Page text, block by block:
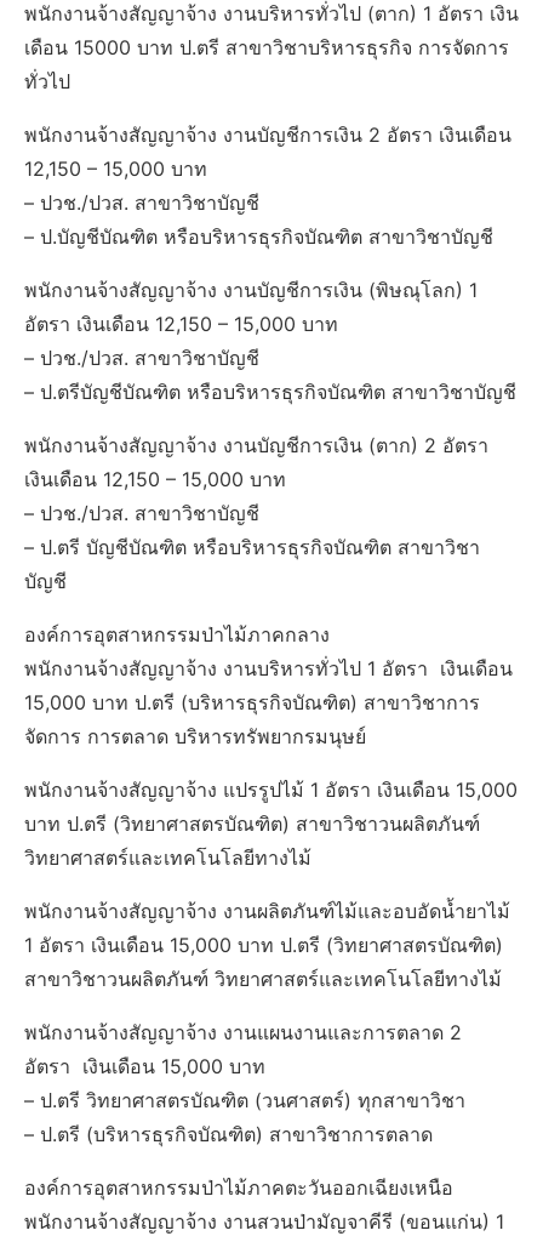
พนักงานจ้างสัญญาจ้าง งานบริหารทั่วไป (ตาก) 1 อัตรา เงิน
เดือน 15000 บาท ป.ตรี สาขาวิชาบริหารธุรกิจ การจัดการ
ทั่วไป
พนักงานจ้างสัญญาจ้าง งานบัญชีการเงิน 2 อัตรา เงินเดือน
12,150 – 15,000 บาท
– ปวช./ปวส. สาขาวิชาบัญชี
– ป.บัญชีบัณฑิต หรือบริหารธุรกิจบัณฑิต สาขาวิชาบัญชี
พนักงานจ้างสัญญาจ้าง งานบัญชีการเงิน (พิษณุโลก) 1
อัตรา เงินเดือน 12,150 – 15,000 บาท
– ปวช./ปวส. สาขาวิชาบัญชี
– ป.ตรีบัญชีบัณฑิต หรือบริหารธุรกิจบัณฑิต สาขาวิชาบัญชี
พนักงานจ้างสัญญาจ้าง งานบัญชีการเงิน (ตาก) 2 อัตรา
เงินเดือน 12,150 – 15,000 บาท
– ปวช./ปวส. สาขาวิชาบัญชี
– ป.ตรี บัญชีบัณฑิต หรือบริหารธุรกิจบัณฑิต สาขาวิชา
บัญชี
องค์การอุตสาหกรรมป่าไม้ภาคกลาง
พนักงานจ้างสัญญาจ้าง งานบริหารทั่วไป 1 อัตรา เงินเดือน
15,000 บาท ป.ตรี (บริหารธุรกิจบัณฑิต) สาขาวิชาการ
จัดการ การตลาด บริหารทรัพยากรมนุษย์
พนักงานจ้างสัญญาจ้าง แปรรูปไม้ 1 อัตรา เงินเดือน 15,000
บาท ป.ตรี (วิทยาศาสตรบัณฑิต) สาขาวิชาวนผลิตภันฑ์
วิทยาศาสตร์และเทคโนโลยีทางไม้
พนักงานจ้างสัญญาจ้าง งานผลิตภันฑ์ไม้และอบอัดน้ำยาไม้
1 อัตรา เงินเดือน 15,000 บาท ป.ตรี (วิทยาศาสตรบัณฑิต)
สาขาวิชาวนผลิตภันฑ์ วิทยาศาสตร์และเทคโนโลยีทางไม้
พนักงานจ้างสัญญาจ้าง งานแผนงานและการตลาด 2
อัตรา เงินเดือน 15,000 บาท
– ป.ตรี วิทยาศาสตรบัณฑิต (วนศาสตร์) ทุกสาขาวิชา
– ป.ตรี (บริหารธุรกิจบัณฑิต) สาขาวิชาการตลาด
องค์การอุตสาหกรรมป่าไม้ภาคตะวันออกเฉียงเหนือ
พนักงานจ้างสัญญาจ้าง งานสวนป่ามัญจาคีรี (ขอนแก่น) 1